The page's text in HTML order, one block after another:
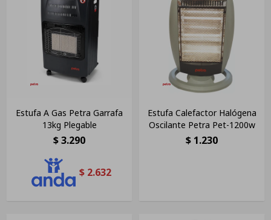
Estufa A Gas Petra Garrafa
13kg Plegable
$3.290
$ 2.632
Estufa Calefactor Halógena
Oscilante Petra Pet-1200w
$ 1.230